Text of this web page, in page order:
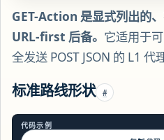
GET-Action 是显式列出的
URL-first 后备。 它适用于
全发送 POST JSON 的 L1 代理
标准路线形状 #
代码示例